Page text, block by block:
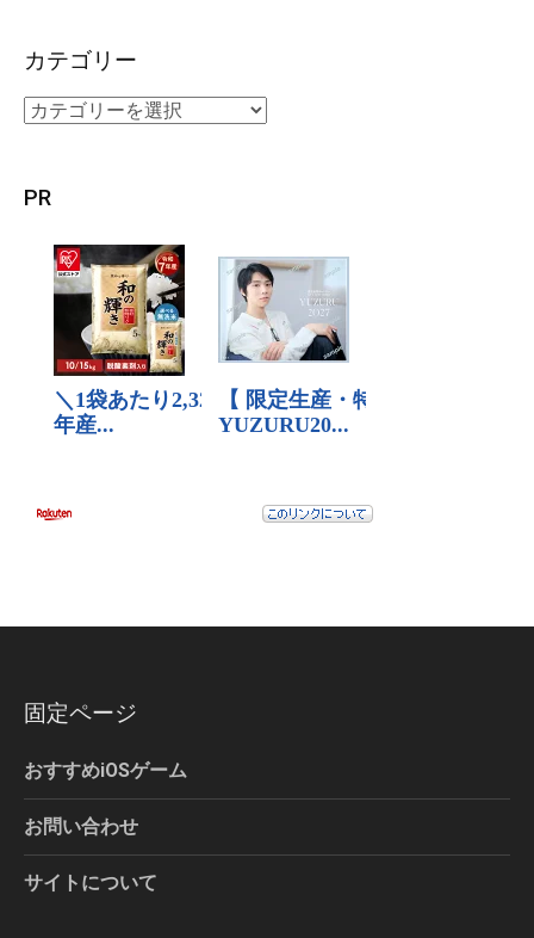
カテゴリー
PR
固定ページ
おすすめiOSゲーム
お問い合わせ
サイトについて